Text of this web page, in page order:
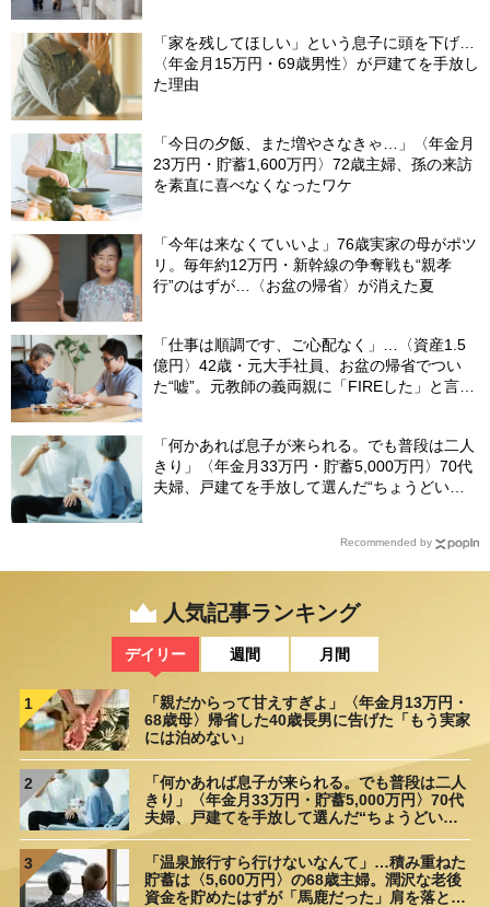
「家を残してほしい」という息子に頭を下げ…
〈年金月15万円・69歳男性〉が戸建てを手放し
た理由
「今日の夕飯、また増やさなきゃ…」〈年金月
23万円・貯蓄1,600万円〉72歳主婦、孫の来訪
を素直に喜べなくなったワケ
「今年は来なくていいよ」76歳実家の母がポツ
リ。毎年約12万円・新幹線の争奪戦も“親孝
行”のはずが…〈お盆の帰省〉が消えた夏
「仕事は順調です、ご心配なく」…〈資産1.5
億円〉42歳・元大手社員、お盆の帰省でつい
た“嘘”。元教師の義両親に「FIREした」と言え
「何かあれば息子が来られる。でも普段は二人
きり」〈年金月33万円・貯蓄5,000万円〉70代
夫婦、戸建てを手放して選んだ“ちょうどいい
Recommended by
人気記事ランキング
デイリー 週間 月間
1
「親だからって甘えすぎよ」〈年金月13万円・
68歳母〉帰省した40歳長男に告げた「もう実家
には泊めない」
2
「何かあれば息子が来られる。でも普段は二人
きり」〈年金月33万円・貯蓄5,000万円〉70代
夫婦、戸建てを手放して選んだ“ちょうどいい
3
「温泉旅行すら行けないなんて」…積み重ねた
貯蓄は〈5,600万円〉の68歳主婦。潤沢な老後
資金を貯めたはずが「馬鹿だった」肩を落とす